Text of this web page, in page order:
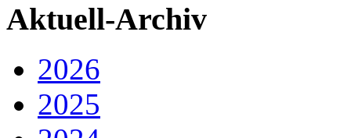
Aktuell-Archiv
2026
2025